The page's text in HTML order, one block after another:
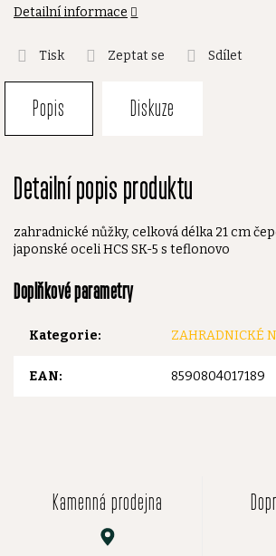
Detailní informace
Tisk Zeptat se Sdílet
Popis Diskuze
Detailní popis produktu
zahradnické nůžky, celková délka 21 cm
japonské oceli HCS SK-5 s teflonovo
Doplňkové parametry
Kategorie: ZAHRADNICKÉ
EAN: 8590804017189
Kamenná prodejna